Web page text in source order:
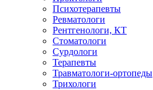
Психотерапевты
Ревматологи
Рентгенологи, КТ
Стоматологи
Сурдологи
Терапевты
Травматологи-ортопеды
Трихологи